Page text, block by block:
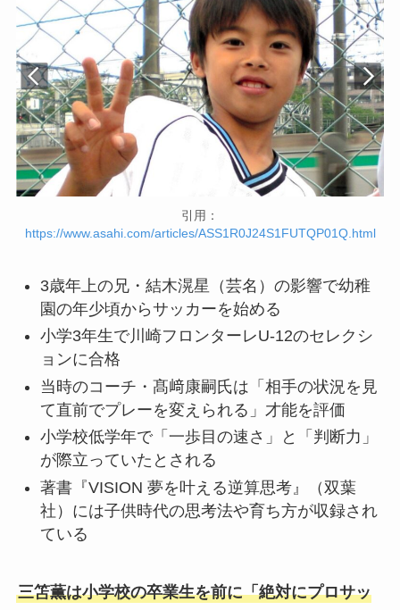
引用：
https://www.asahi.com/articles/ASS1R0J24S1FUTQP01Q.html
3歳年上の兄・結木滉星（芸名）の影響で幼稚
園の年少頃からサッカーを始める
小学3年生で川崎フロンターレU-12のセレクシ
ョンに合格
当時のコーチ・髙﨑康嗣氏は「相手の状況を見
て直前でプレーを変えられる」才能を評価
小学校低学年で「一歩目の速さ」と「判断力」
が際立っていたとされる
著書『VISION 夢を叶える逆算思考』（双葉
社）には子供時代の思考法や育ち方が収録され
ている
三笘薫は小学校の卒業生を前に「絶対にプロサッ